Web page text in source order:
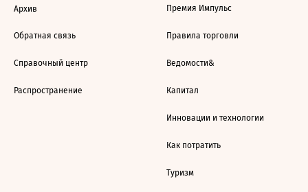
Архив
Обратная связь
Справочный центр
Распространение
Премия Импульс
Правила торговли
Ведомости&
Капитал
Инновации и технологии
Как потратить
Туризм